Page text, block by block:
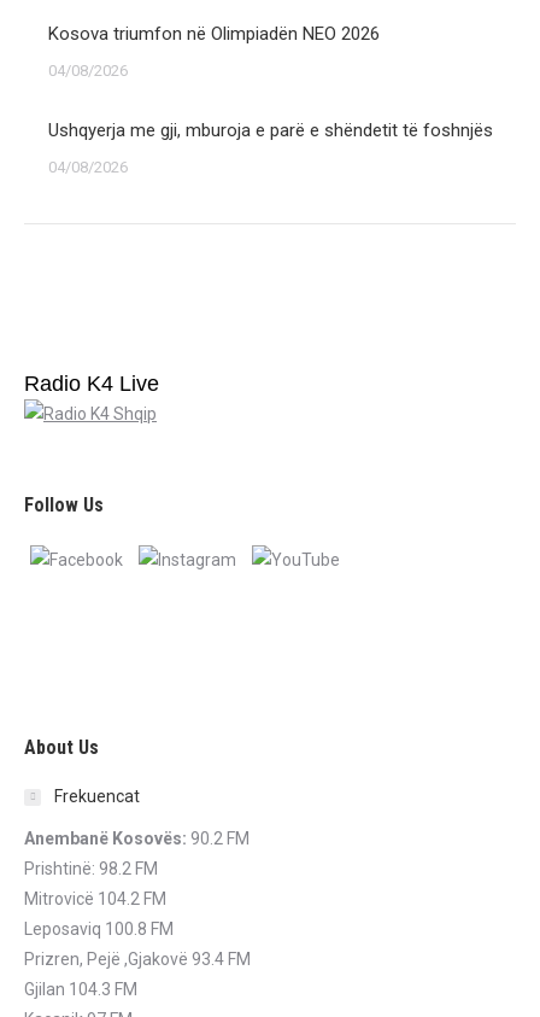
Kosova triumfon në Olimpiadën NEO 2026
04/08/2026
Ushqyerja me gji, mburoja e parë e shëndetit të foshnjës
04/08/2026
Radio K4 Live
Follow Us
About Us
Frekuencat
Anembanë Kosovës: 90.2 FM
Prishtinë: 98.2 FM
Mitrovicë 104.2 FM
Leposaviq 100.8 FM
Prizren, Pejë ,Gjakovë 93.4 FM
Gjilan 104.3 FM